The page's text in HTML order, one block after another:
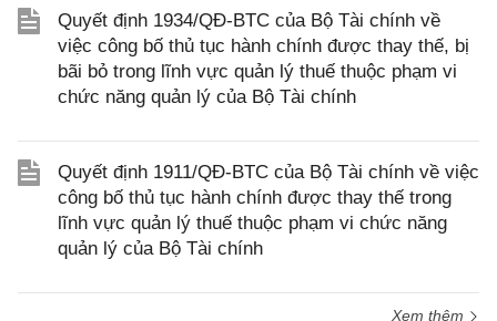
Quyết định 1934/QĐ-BTC của Bộ Tài chính về
việc công bố thủ tục hành chính được thay thế, bị
bãi bỏ trong lĩnh vực quản lý thuế thuộc phạm vi
chức năng quản lý của Bộ Tài chính
Quyết định 1911/QĐ-BTC của Bộ Tài chính về việc
công bố thủ tục hành chính được thay thế trong
lĩnh vực quản lý thuế thuộc phạm vi chức năng
quản lý của Bộ Tài chính
Xem thêm